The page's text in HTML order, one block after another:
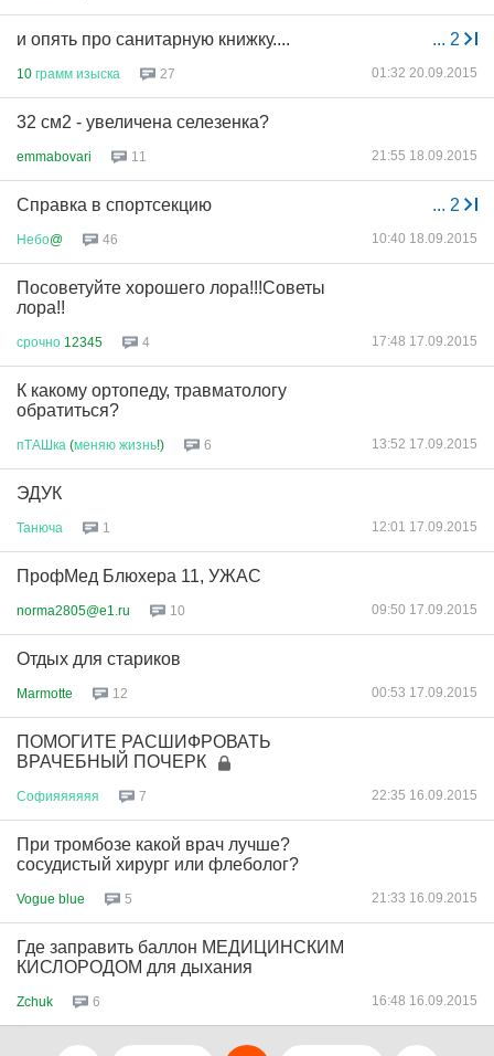
... 2
и опять про санитарную книжку....
10 грамм изыска 27 01:32 20.09.2015
32 см2 - увеличена селезенка?
emmabovari 11 21:55 18.09.2015
... 2
Справка в спортсекцию
Небо@ 46 10:40 18.09.2015
Посоветуйте хорошего лора!!!Советы
лора!!
срочно 12345 4 17:48 17.09.2015
К какому ортопеду, травматологу
обратиться?
пТАШка (меняю жизнь!) 6 13:52 17.09.2015
ЭДУК
Танюча 1 12:01 17.09.2015
ПрофМед Блюхера 11, УЖАС
norma2805@e1.ru 10 09:50 17.09.2015
Отдых для стариков
Marmotte 12 00:53 17.09.2015
ПОМОГИТЕ РАСШИФРОВАТЬ
ВРАЧЕБНЫЙ ПОЧЕРК
Софияяяяяя 7 22:35 16.09.2015
При тромбозе какой врач лучше?
сосудистый хирург или флеболог?
Vogue blue 5 21:33 16.09.2015
Где заправить баллон МЕДИЦИНСКИМ
КИСЛОРОДОМ для дыхания
Zchuk 6 16:48 16.09.2015